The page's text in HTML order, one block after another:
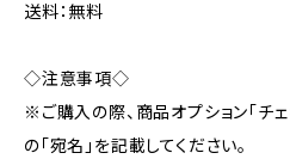
送料：無料
◇注意事項◇
※ご購入の際、商品オプション「チ
の「宛名」を記載してください。